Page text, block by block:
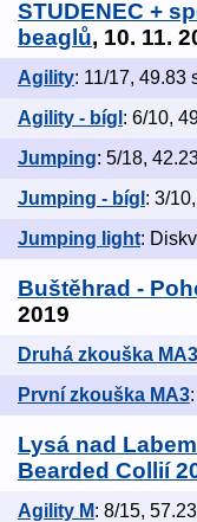
STUDENEC +
beaglů, 10. 11.
Agility: 11/17, 49.83
Agility - bígl : 6/10,
Jumping: 5/18,
Jumping - bígl : 3/
Jumping light:
Buštěhrad -
2019
Druhá zkouška MA3
První zkouška MA3
Lysá nad
Bearded Collií
Agility M: 8/15,